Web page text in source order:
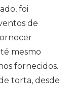
foi
de
mesmo
fornecidos.
torta, desde